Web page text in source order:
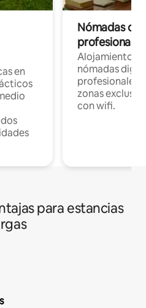
en
Nómadas
Alojamientos
nómadas
profesionales
zonas
con wifi.
para estancias